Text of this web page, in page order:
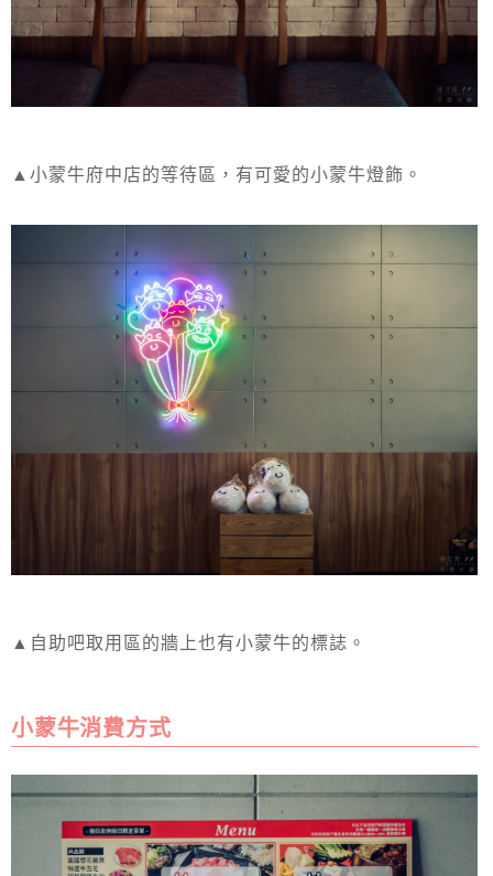
▲小蒙牛府中店的等待區，有可愛的小蒙牛燈飾。
▲自助吧取用區的牆上也有小蒙牛的標誌。
小蒙牛消費方式